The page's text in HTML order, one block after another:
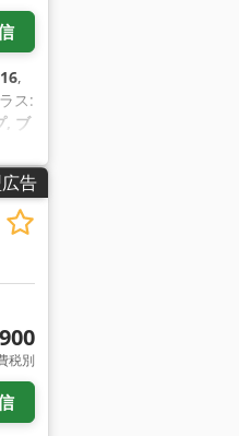
,
ス:
, ブ
告
税別